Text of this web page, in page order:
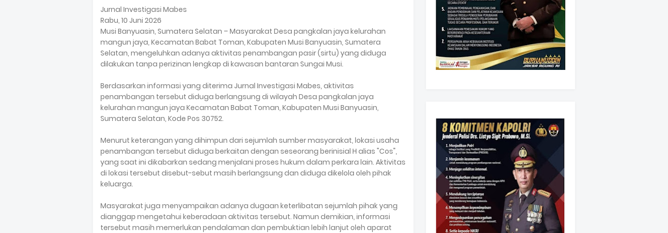
Jurnal Investigasi Mabes
Rabu, 10 Juni 2026
Musi Banyuasin, Sumatera Selatan – Masyarakat Desa pangkalan jaya kelurahan
mangun jaya, Kecamatan Babat Toman, Kabupaten Musi Banyuasin, Sumatera
Selatan, mengeluhkan adanya aktivitas penambangan pasir (sirtu) yang diduga
dilakukan tanpa perizinan lengkap di kawasan bantaran Sungai Musi.
Berdasarkan informasi yang diterima Jurnal Investigasi Mabes, aktivitas
penambangan tersebut diduga berlangsung di wilayah Desa pangkalan jaya
kelurahan mangun jaya Kecamatan Babat Toman, Kabupaten Musi Banyuasin,
Sumatera Selatan, Kode Pos 30752.
Menurut keterangan yang dihimpun dari sejumlah sumber masyarakat, lokasi usaha
penambangan tersebut diduga berkaitan dengan seseorang berinisial H alias "Cos",
yang saat ini dikabarkan sedang menjalani proses hukum dalam perkara lain. Aktivitas
di lokasi tersebut disebut-sebut masih berlangsung dan diduga dikelola oleh pihak
keluarga.
Masyarakat juga menyampaikan adanya dugaan keterlibatan sejumlah pihak yang
dianggap mengetahui keberadaan aktivitas tersebut. Namun demikian, informasi
tersebut masih memerlukan pendalaman dan pembuktian lebih lanjut oleh aparat